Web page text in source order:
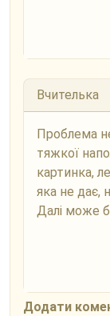
Вчителька
Проблема
тяжкої
картинка,
яка не дає,
Далі може
Додати